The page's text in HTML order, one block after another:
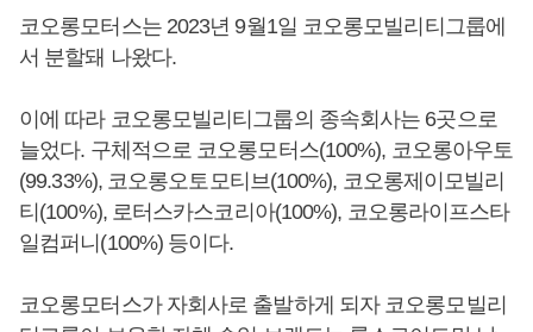
코오롱모터스는 2023년 9월1일 코오롱모빌리티그룹에
서 분할돼 나왔다.
이에 따라 코오롱모빌리티그룹의 종속회사는 6곳으로
늘었다. 구체적으로 코오롱모터스(100%), 코오롱아우토
(99.33%), 코오롱오토모티브(100%), 코오롱제이모빌리
티(100%), 로터스카스코리아(100%), 코오롱라이프스타
일컴퍼니(100%) 등이다.
코오롱모터스가 자회사로 출발하게 되자 코오롱모빌리